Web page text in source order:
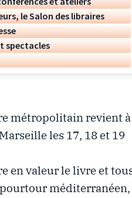
le Salon des libraires
spectacles
métropolitain revient à
les 17, 18 et 19
en valeur le livre et
méditerranéen,